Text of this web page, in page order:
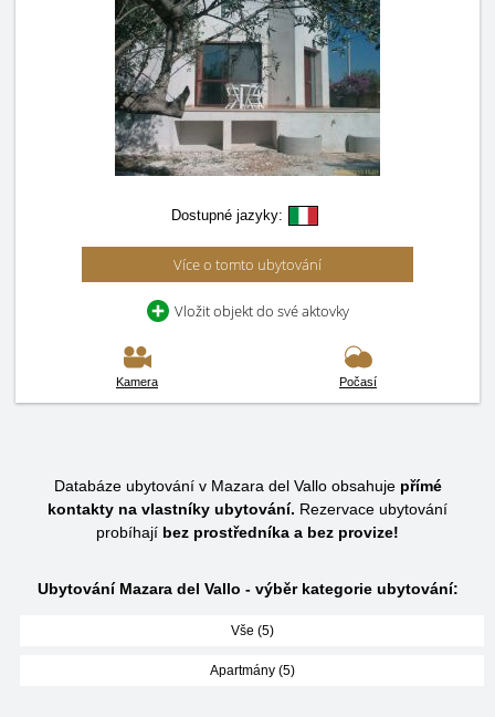
Dostupné jazyky:
Více o tomto ubytování
Vložit objekt do své aktovky
Kamera Počasí
Databáze ubytování v Mazara del Vallo obsahuje přímé
kontakty na vlastníky ubytování. Rezervace ubytování
probíhají bez prostředníka a bez provize!
Ubytování Mazara del Vallo - výběr kategorie ubytování:
Vše (5)
Apartmány (5)